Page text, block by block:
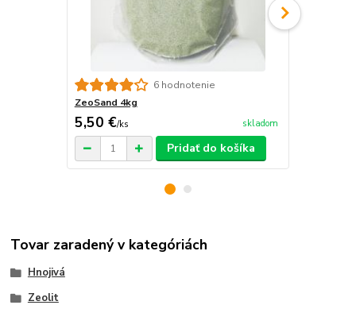
6 hodnotenie
ZeoSand 4kg
5,50 €/ks skladom
Pridať do košíka
Tovar zaradený v kategóriách
Hnojivá
Zeolit